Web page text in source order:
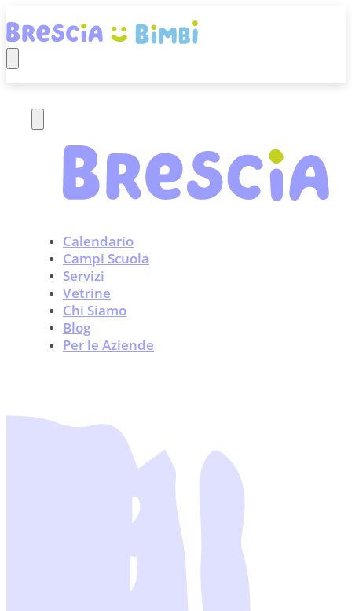
Calendario
Campi Scuola
Servizi
Vetrine
Chi Siamo
Blog
Per le Aziende